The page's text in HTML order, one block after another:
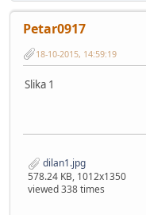
Petar0917
18-10-2015, 14:59:19
Slika 1
dilan1.jpg
578.24 KB, 1012x1350
viewed 338 times